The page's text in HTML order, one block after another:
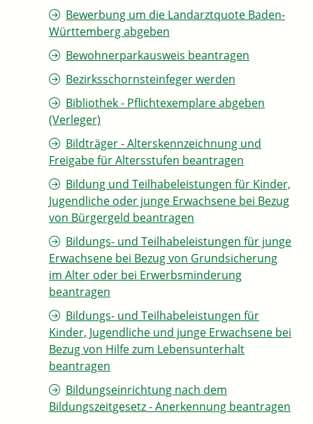
Bewerbung um die Landarztquote Baden-
Württemberg abgeben
Bewohnerparkausweis beantragen
Bezirksschornsteinfeger werden
Bibliothek - Pflichtexemplare abgeben
(Verleger)
Bildträger - Alterskennzeichnung und
Freigabe für Altersstufen beantragen
Bildung und Teilhabeleistungen für Kinder,
Jugendliche oder junge Erwachsene bei Bezug
von Bürgergeld beantragen
Bildungs- und Teilhabeleistungen für junge
Erwachsene bei Bezug von Grundsicherung
im Alter oder bei Erwerbsminderung
beantragen
Bildungs- und Teilhabeleistungen für
Kinder, Jugendliche und junge Erwachsene bei
Bezug von Hilfe zum Lebensunterhalt
beantragen
Bildungseinrichtung nach dem
Bildungszeitgesetz - Anerkennung beantragen